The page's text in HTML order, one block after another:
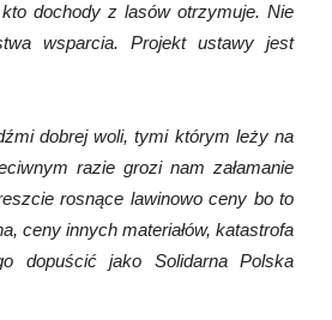
dochody z lasów otrzymuje. Nie
wsparcia. Projekt ustawy jest
dobrej woli, tymi którym leży na
razie grozi nam załamanie
rosnące lawinowo ceny bo to
ceny innych materiałów, katastrofa
dopuścić jako Solidarna Polska